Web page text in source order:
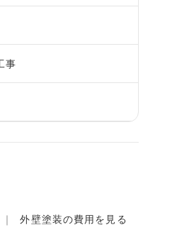
事
外壁塗装の費用を見る